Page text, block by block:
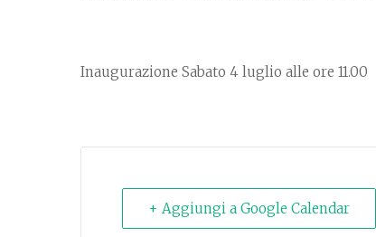
Inaugurazione Sabato 4 luglio alle ore 11.00
+ Aggiungi a Google Calendar